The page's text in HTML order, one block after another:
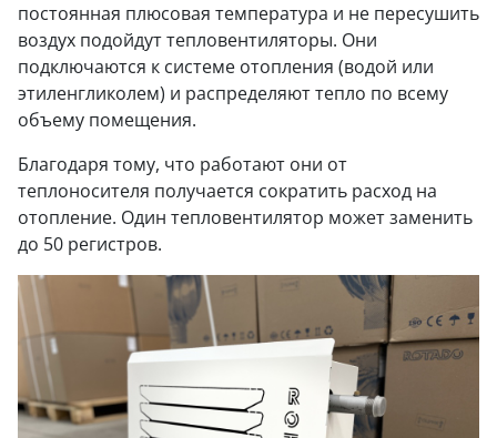
постоянная плюсовая температура и не пересушить
воздух подойдут тепловентиляторы. Они
подключаются к системе отопления (водой или
этиленгликолем) и распределяют тепло по всему
объему помещения.
Благодаря тому, что работают они от
теплоносителя получается сократить расход на
отопление. Один тепловентилятор может заменить
до 50 регистров.